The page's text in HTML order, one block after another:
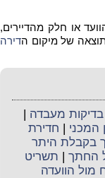
או חלק מהדיירים,
של מיקום הדירה
מעבדה |
המכני | חדירת
בקבלת היתר
החתך | תשריט
מול הוועדה